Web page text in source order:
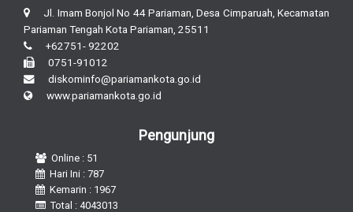
Jl. Imam Bonjol No 44 Pariaman, Desa Cimparuah, Kecamatan
Pariaman Tengah Kota Pariaman, 25511
+62751- 92202
0751-91012
diskominfo@pariamankota.go.id
www.pariamankota.go.id
Pengunjung
Online : 51
Hari Ini : 787
Kemarin : 1967
Total : 4043013